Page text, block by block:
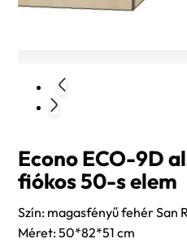
Econo ECO-9D
fiókos 50-s elem
Szín: magasfényű fehér San
Méret: 50*82*51 cm